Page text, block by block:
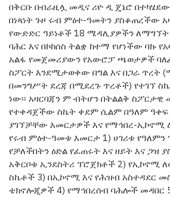
በቅርቡ በብራዚሏ መዲና ሪዮ ዲ ጄኔሮ
በነጻነት ጉዞ ሩብ ምዕተ-ዓመትን ያስቆጠረችው
የውድድር ዓይነቶች 18 ሜዳሊያዎችን ለማግኘት
ባሕር እና በኮከሰስ ትልቋ ከተማ የሆነችው ባኩ
አልፋ የመጀመሪያውን የአውሮፓ ጫወታዎች
ስፖርት እንደሚታወቀው በግል እና በጋራ ጥረት
በመንግሥት ደረጃ በሚደረጉ ጥረቶች) የተገኘ
ነው፡፡ አዛርባጃን ም ብትሆን በትልልቅ ስፖርታዊ
የተቀዳጀችው ስኬት ቀደም ሲልም በዓለም
ያገኘቻቸው እመርታዎች እና የማኅበረ-ኢኮኖሚ
የሩብ ምዕተ-ዓመቱ እመርታ 1) ሀገሪቱ የዓለምን
የቻለችበትን ዕድል የፈጠሩት እና ዘይት እና ጋዝ
አቅርቦቱ ኢንደስትሪ ፕሮጀክቶች 2) የኢኮኖሚ
ስኬቶች 3) በኢኮኖሚ እና የሕዝብ አስተዳደር
ቴክኖሎጂዎች 4) የማኅበረሰብ ባሕሎች መዳበር